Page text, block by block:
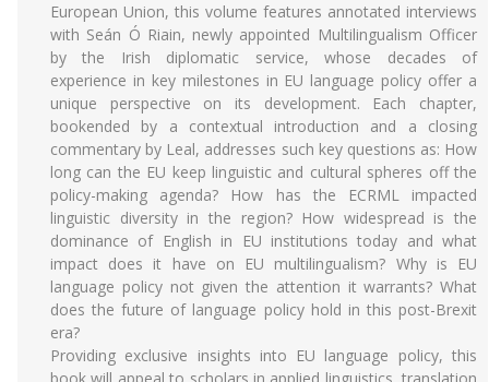
European Union, this volume features annotated interviews
with Seán Ó Riain, newly appointed Multilingualism Officer
by the Irish diplomatic service, whose decades of
experience in key milestones in EU language policy offer a
unique perspective on its development. Each chapter,
bookended by a contextual introduction and a closing
commentary by Leal, addresses such key questions as: How
long can the EU keep linguistic and cultural spheres off the
policy-making agenda? How has the ECRML impacted
linguistic diversity in the region? How widespread is the
dominance of English in EU institutions today and what
impact does it have on EU multilingualism? Why is EU
language policy not given the attention it warrants? What
does the future of language policy hold in this post-Brexit
era?
Providing exclusive insights into EU language policy, this